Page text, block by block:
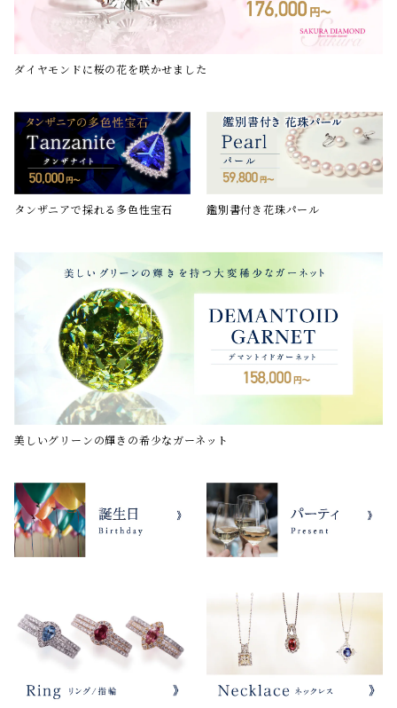
ダイヤモンドに桜の花を咲かせました
タンザニアで採れる多色性宝石 鑑別書付き花珠パール
美しいグリーンの輝きの希少なガーネット